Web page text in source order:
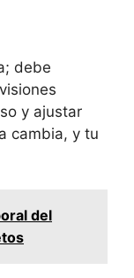
debe
y ajustar
cambia, y tu
del